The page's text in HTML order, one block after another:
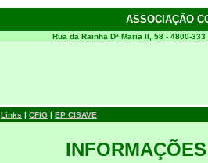
ASSOCIAÇÃO
Rua da Rainha Dª Maria II, 58 - 4800-333
Links | CFIG | EP CISAVE